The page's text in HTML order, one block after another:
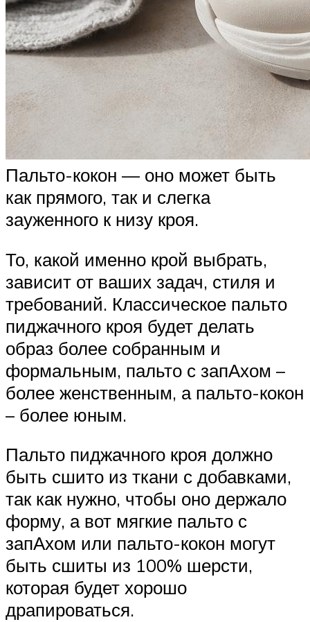
Пальто-кокон — оно может быть
как прямого, так и слегка
зауженного к низу кроя.
То, какой именно крой выбрать,
зависит от ваших задач, стиля и
требований. Классическое пальто
пиджачного кроя будет делать
образ более собранным и
формальным, пальто с запАхом –
более женственным, а пальто-кокон
– более юным.
Пальто пиджачного кроя должно
быть сшито из ткани с добавками,
так как нужно, чтобы оно держало
форму, а вот мягкие пальто с
запАхом или пальто-кокон могут
быть сшиты из 100% шерсти,
которая будет хорошо
драпироваться.